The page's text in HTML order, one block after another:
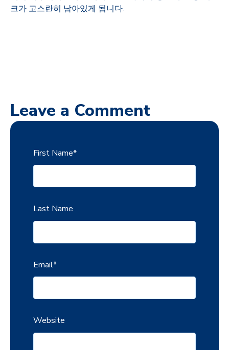
크가 고스란히 남아있게 됩니다.
Leave a Comment
First Name*
Last Name
Email*
Website